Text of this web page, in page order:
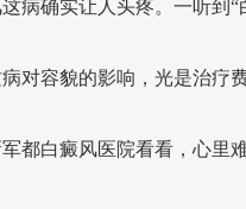
病确实让人头疼。一听到
对容貌的影响，光是治疗
都白癜风医院看看，心里